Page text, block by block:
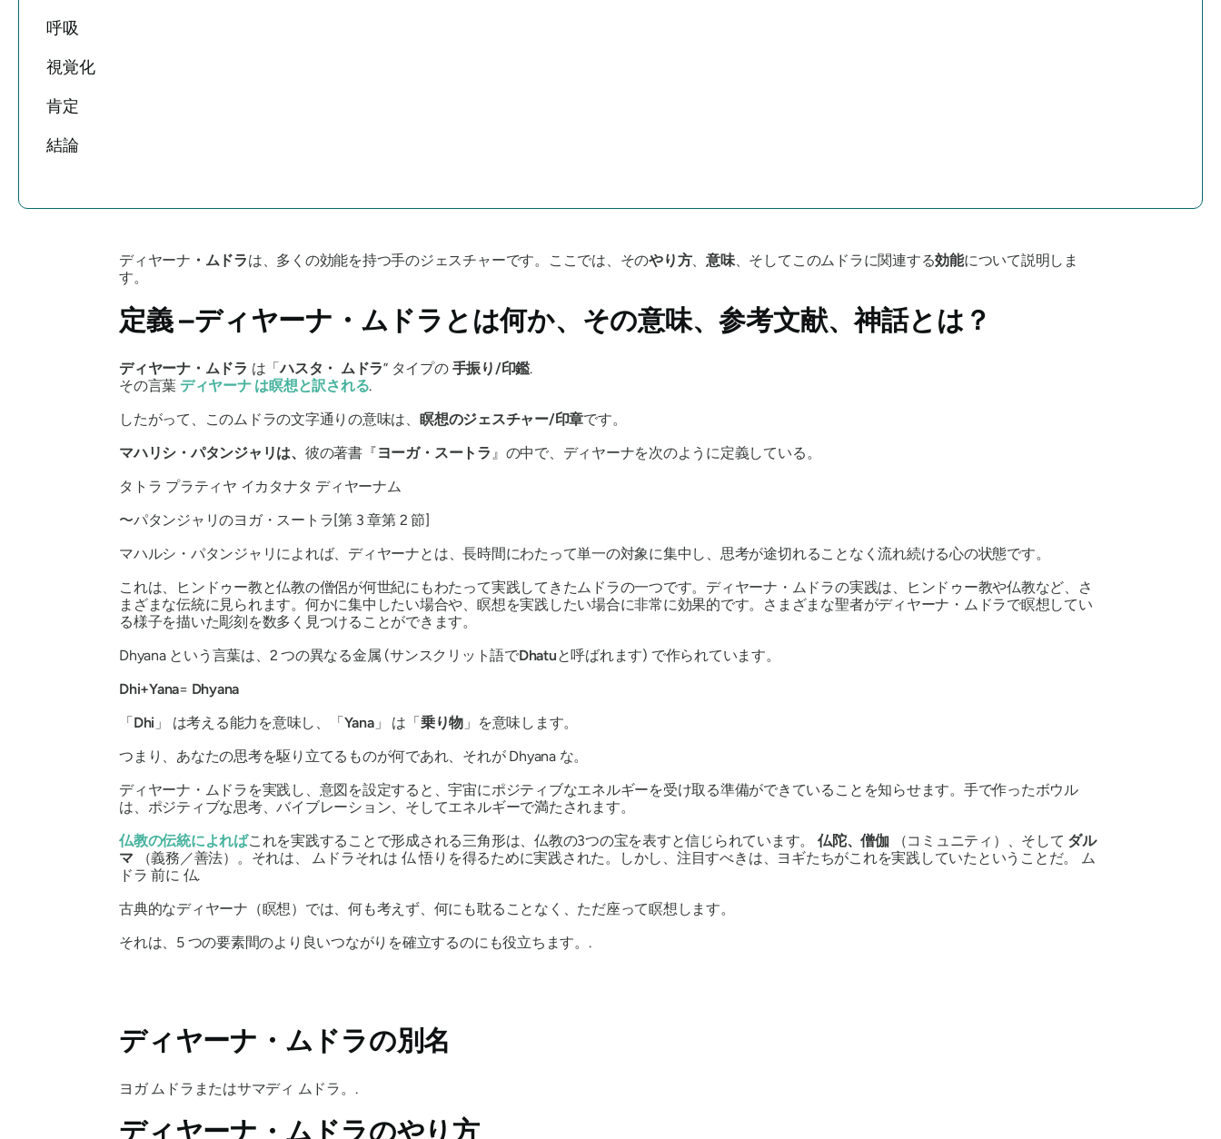
呼吸
視覚化
肯定
結論
ディヤーナ ・ムドラは、多くの効能を持つ手のジェスチャーです。ここでは、そのやり方、意味、そしてこのムドラに関連する効能について説明しま
す。
定義 –ディヤーナ・ムドラ とは何か、その意味、参考文献、神話とは？
ディヤーナ・ムドラ は「ハスタ・ ムドラ” タイプの 手振り/印鑑.
その言葉 ディヤーナは瞑想と訳される.
したがって、このムドラの文字通りの意味は、 瞑想のジェスチャー/印章です。
マハリシ・パタンジャリは、 彼の著書『ヨーガ・スートラ 』の中で、 ディヤーナを次のように定義している。
タトラ プラティヤ イカタナタ ディヤーナム
〜パタンジャリのヨガ・ スートラ [第 3 章第 2 節]
マハルシ・パタンジャリ によれば、 ディヤーナとは、長時間にわたって単一の対象に集中し、思考が途切れることなく流れ続ける心の状態です。
これは、ヒンドゥー教と仏教の僧侶が何世紀にもわたって実践してきたムドラの一つです。 ディヤーナ・ムドラの実践は、ヒンドゥー教や仏教など、さ
まざまな伝統に見られます。何かに集中したい場合や、 瞑想を実践したい場合に非常に効果的です。さまざまな聖者がディヤーナ・ムドラで瞑想してい
る様子を描いた彫刻を数多く見つけることができます。
Dhyana という 言葉は、2 つの異なる金属 (サンスクリット語でDhatuと呼ばれます) で作られています。
Dhi+Yana= Dhyana
「Dhi 」 は考える能力を意味し、「Yana」 は「乗り物 」を意味します。
つまり、あなたの思考を駆り立てるものが何であれ、それが Dhyana な。
ディヤーナ・ムドラを実践し、意図を設定すると、宇宙にポジティブなエネルギーを受け取る準備ができていることを知らせます。手で作ったボウル
は、ポジティブな思考、バイブレーション、そしてエネルギーで満たされます。
仏教の伝統によればこれを実践することで形成される三角形は、仏教の3つの宝を表すと信じられています。仏陀、僧伽（コミュニティ）、そして ダル
マ （義務／善法）。それは、 ムドラそれは 仏悟りを得るために実践された。しかし、注目すべきは、ヨギたちがこれを実践していたということだ。 ム
ドラ 前に 仏.
古典的なディヤーナ （瞑想）では、何も考えず、何にも耽ることなく、ただ座って瞑想します。
それは、5 つの要素間のより良いつながりを確立するのにも役立ちます。.
ディヤーナ・ムドラの別名
ヨガ ムドラまたはサマディ ムドラ。.
ディヤーナ・ムドラのやり方